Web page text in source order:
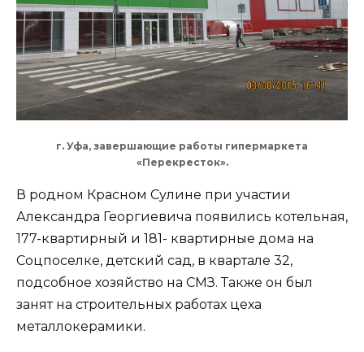
г. Уфа, завершающие работы гипермаркета
«Перекресток».
В родном Красном Сулине при участии
Александра Георгиевича появились котельная,
177-квартирный и 181- квартирные дома на
Соцпоселке, детский сад, в квартале 32,
подсобное хозяйство на СМЗ. Также он был
занят на строительных работах цеха
металлокерамики.